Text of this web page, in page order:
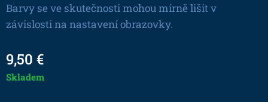
Barvy se ve skutečnosti mohou mírně lišit v
závislosti na nastavení obrazovky.
9,50 €
Skladem